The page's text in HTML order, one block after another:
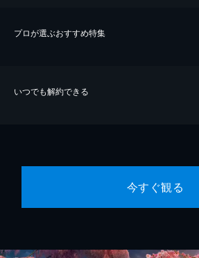
プロが選ぶおすすめ特集
いつでも解約できる
今すぐ観る